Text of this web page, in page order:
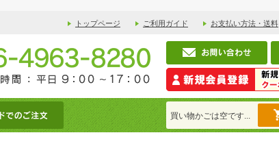
トップページ ご利用ガイド お支払い方法・送料
買い物かごは空です...